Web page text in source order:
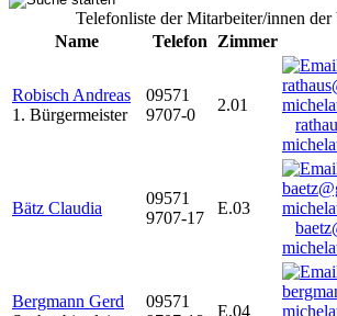
Telefonliste der Mitarbeiter/innen
Name
Telefon Zimmer
Robisch Andreas
1. Bürgermeister
09571
9707-0
2.01
Bätz Claudia
09571
9707-17
E.03
Bergmann Gerd
09571
E.04